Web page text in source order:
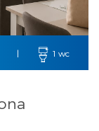
| 1 wc